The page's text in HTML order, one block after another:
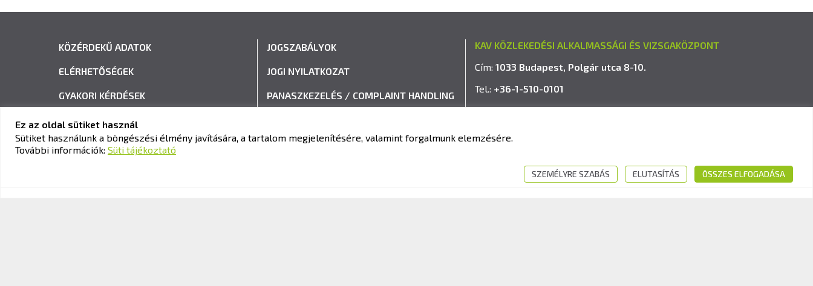
KÖZÉRDEKŰ ADATOK
ELÉRHETŐSÉGEK
GYAKORI KÉRDÉSEK
ADATVÉDELEM
HÍRLEVÉL FELIRATKOZÁS
JOGSZABÁLYOK
JOGI NYILATKOZAT
PANASZKEZELÉS / COMPLAINT HANDLING
IMPRESSZUM
KAV KÖZLEKEDÉSI ALKALMASSÁGI ÉS VIZSGAKÖZPONT
Cím:1033 Budapest, Polgár utca 8-10.
Tel.: +36-1-510-0101
E-mail:info@kavk.hu
Ez az oldal sütiket használ
Sütiket használunk a böngészési élmény javítására, a tartalom megjelenítésére, valamint forgalmunk elemzésére.
További információk: Süti tájékoztató
SZEMÉLYRE SZABÁS ELUTASÍTÁS ÖSSZES ELFOGADÁSA